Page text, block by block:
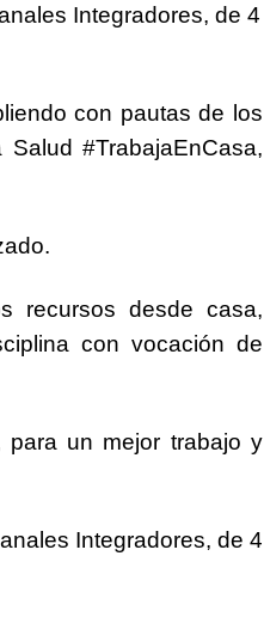
Integradores, de 4
con pautas de los
Salud #TrabajaEnCasa,
recursos desde casa,
con vocación de
un mejor trabajo y
Integradores, de4